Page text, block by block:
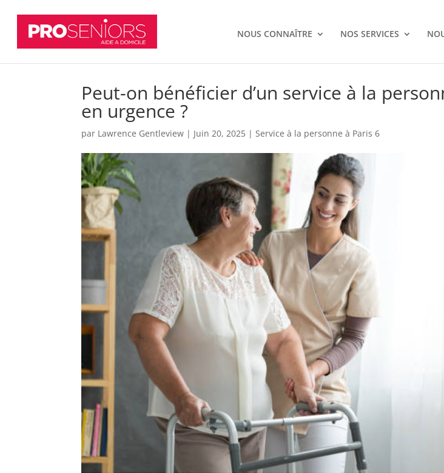
NOUS CONNAÎTRE NOS SERVICES
Peut-on bénéficier d’un service à la
en urgence ?
par Lawrence Gentleview | Juin 20, 2025 |Service à la personne à Paris 6